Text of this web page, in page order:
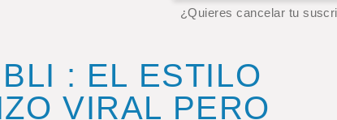
¿Quieres cancelar tu
: EL ESTILO
VIRAL PERO